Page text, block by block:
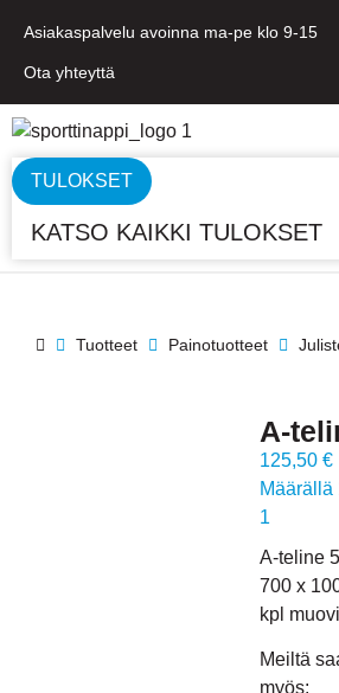
Asiakaspalvelu avoinna ma-pe klo 9-15
Ota yhteyttä
TULOKSET
KATSO KAIKKI TULOKSET
Tuotteet Painotuotteet
A-
125,50 €
Määrällä
1
A-teline
700 x
kpl
Meiltä
myös: